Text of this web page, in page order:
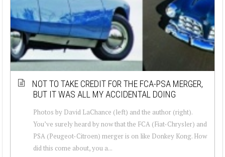
NOT TO TAKE CREDIT FOR THE FCA-PSA MERGER,
BUT IT WAS ALL MY ACCIDENTAL DOING
Photos by David LaChance (left) and the author (right).
You’ve surely heard by now that the FCA (Fiat-Chrysler) and
PSA (Peugeot-Citroen) merger is on like Donkey Kong. How
did this come about, you a...